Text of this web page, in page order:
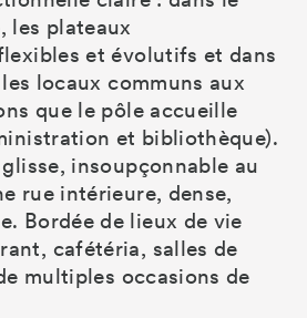
les plateaux
et évolutifs et dans
locaux communs aux
que le pôle accueille
et bibliothèque).
insoupçonnable au
rue intérieure, dense,
Bordée de lieux de vie
cafétéria, salles de
multiples occasions de